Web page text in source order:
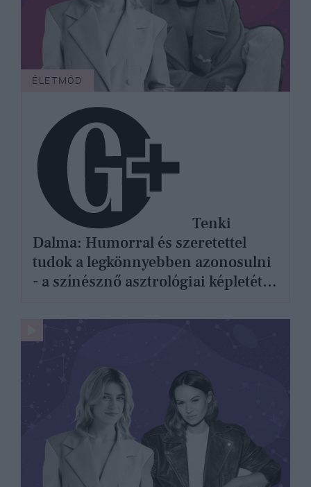
ÉLETMÓD
Dalma: Humorral és szeretettel
tudok a legkönnyebben azonosulni
- a színésznő asztrológiai képletét